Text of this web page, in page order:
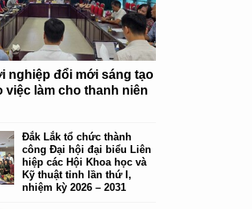
nghiệp đổi mới sáng tạo
việc làm cho thanh niên
Đắk Lắk tổ chức thành
công Đại hội đại biểu Liên
hiệp các Hội Khoa học và
Kỹ thuật tỉnh lần thứ I,
nhiệm kỳ 2026 – 2031